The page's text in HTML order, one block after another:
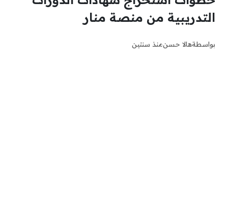
التدريبية من منصة منار
بواسطةهالا حسنمنذ سنتين